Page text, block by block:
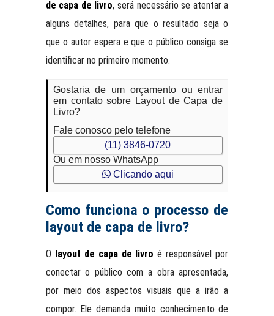
de capa de livro, será necessário se atentar a
alguns detalhes, para que o resultado seja o
que o autor espera e que o público consiga se
identificar no primeiro momento.
Gostaria de um orçamento ou entrar
em contato sobre Layout de Capa de
Livro?
Fale conosco pelo telefone
(11) 3846-0720
Ou em nosso WhatsApp
Clicando aqui
Como funciona o processo de
layout de capa de livro?
O layout de capa de livro é responsável por
conectar o público com a obra apresentada,
por meio dos aspectos visuais que a irão a
compor. Ele demanda muito conhecimento de